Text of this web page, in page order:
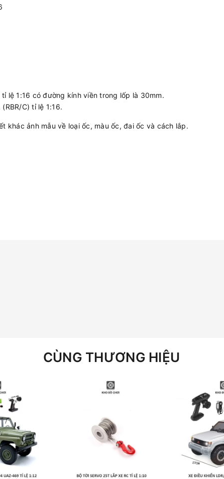
lệ 1:16 có đường kính viền trong lốp là 30mm.
C) tỉ lệ 1:16.
khác ảnh mẫu về loại ốc, màu ốc, đai ốc và cách lắp.
CÙNG THƯƠNG HIỆU